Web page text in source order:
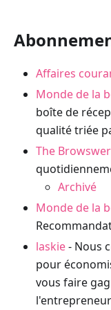
Affaires
Monde de la
boîte de
qualité triée
The Browswer
Archivé
Monde de la
laskie- Nous
pour
vous faire